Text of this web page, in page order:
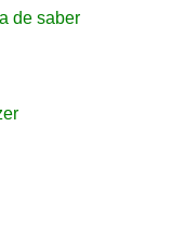
de saber